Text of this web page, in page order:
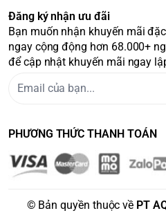
Đăng ký nhận ưu đãi
Bạn muốn nhận khuyến mãi
ngay cộng động hơn 68.000+
để cập nhật khuyến mãi ngay
PHƯƠNG THỨC THANH TOÁN
© Bản quyền thuộc về PT